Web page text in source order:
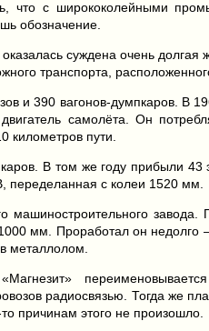
что с ширококолейными
обозначение.
суждена очень долгая
транспорта,
и 390 вагонов-думпкаров. В
самолёта. Он
километров пути.
В том же году прибыли 43
переделанная с колеи 1520 мм.
машиностроительного завода.
мм. Проработал он недолго
металлолом.
радиосвязью. Тогда же
причинам этого не произошло.